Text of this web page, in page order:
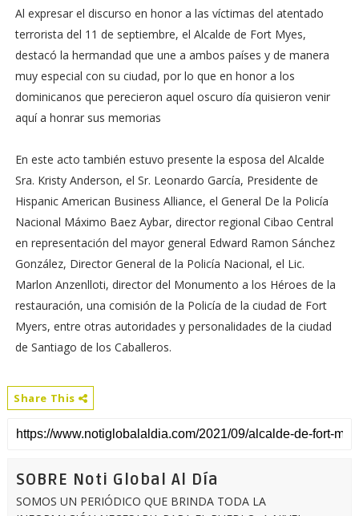
Al expresar el discurso en honor a las víctimas del atentado
terrorista del 11 de septiembre, el Alcalde de Fort Myes,
destacó la hermandad que une a ambos países y de manera
muy especial con su ciudad, por lo que en honor a los
dominicanos que perecieron aquel oscuro día quisieron venir
aquí a honrar sus memorias
En este acto también estuvo presente la esposa del Alcalde
Sra. Kristy Anderson, el Sr. Leonardo García, Presidente de
Hispanic American Business Alliance, el General De la Policía
Nacional Máximo Baez Aybar, director regional Cibao Central
en representación del mayor general Edward Ramon Sánchez
González, Director General de la Policía Nacional, el Lic.
Marlon Anzenlloti, director del Monumento a los Héroes de la
restauración, una comisión de la Policía de la ciudad de Fort
Myers, entre otras autoridades y personalidades de la ciudad
de Santiago de los Caballeros.
Share This
SOBRE Noti Global Al Día
SOMOS UN PERIÓDICO QUE BRINDA TODA LA